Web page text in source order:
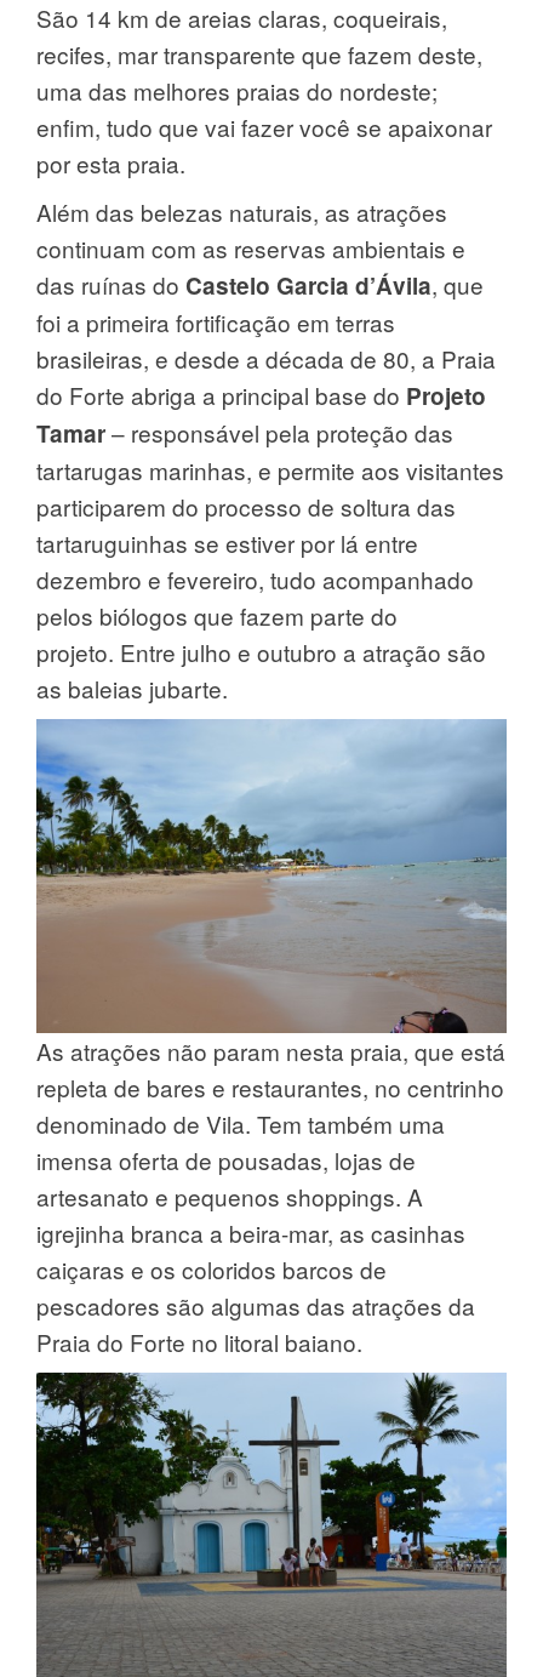
São 14 km de areias claras, coqueirais,
recifes, mar transparente que fazem deste,
uma das melhores praias do nordeste;
enfim, tudo que vai fazer você se apaixonar
por esta praia.
Além das belezas naturais, as atrações
continuam com as reservas ambientais e
das ruínas do Castelo Garcia d’Ávila, que
foi a primeira fortificação em terras
brasileiras, e desde a década de 80, a Praia
do Forte abriga a principal base do Projeto
Tamar– responsável pela proteção das
tartarugas marinhas, e permite aos visitantes
participarem do processo de soltura das
tartaruguinhas se estiver por lá entre
dezembro e fevereiro, tudo acompanhado
pelos biólogos que fazem parte do
projeto. Entre julho e outubro a atração são
as baleias jubarte.
As atrações não param nesta praia, que está
repleta de bares e restaurantes, no centrinho
denominado de Vila. Tem também uma
imensa oferta de pousadas, lojas de
artesanato e pequenos shoppings. A
igrejinha branca a beira-mar, as casinhas
caiçaras e os coloridos barcos de
pescadores são algumas das atrações da
Praia do Forte no litoral baiano.